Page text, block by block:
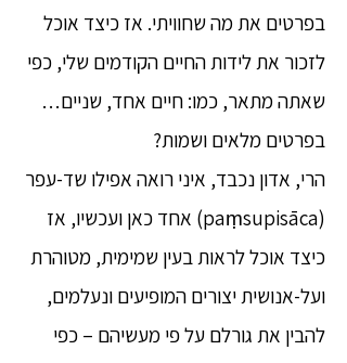
בפרטים את מה שחוויתי. אז כיצד אוכל
לזכור את לידות החיים הקודמים שלי, כפי
שאתה מתאר, כמו: חיים אחד, שניים…
בפרטים מלאים ושמות?
הרי, אדון נכבד, איני רואה אפילו שד-עפר
(paṃsupisāca) אחד כאן ועכשיו, אז
כיצד אוכל לראות בעין שמימית, מטוהרת
ועל-אנושית יצורים המופיעים ונעלמים,
להבין את גורלם על פי מעשיהם – כפי